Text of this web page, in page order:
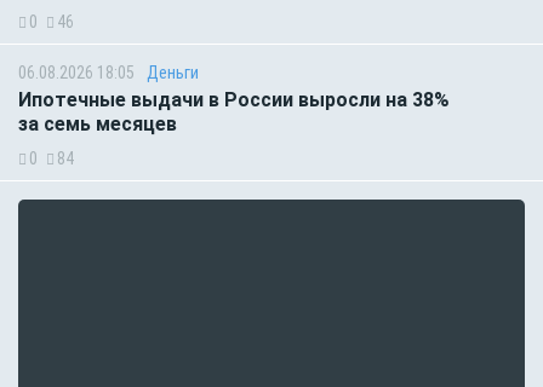
0 46
06.08.2026 18:05 Деньги
Ипотечные выдачи в России выросли на 38%
за семь месяцев
0 84